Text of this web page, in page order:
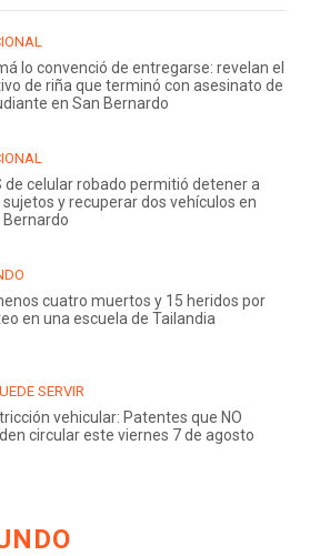
lo convenció de entregarse: revelan el
de riña que terminó con asesinato de
en San Bernardo
de celular robado permitió detener a
y recuperar dos vehículos en
Bernardo
cuatro muertos y 15 heridos por
en una escuela de Tailandia
SERVIR
vehicular: Patentes que NO
circular este viernes 7 de agosto